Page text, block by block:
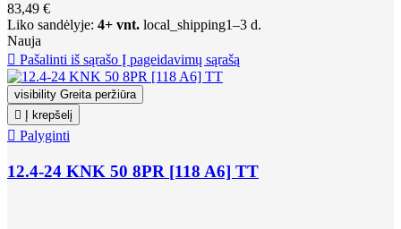
83,49 €
Liko sandėlyje: 4+ vnt. local_shipping1–3 d.
Nauja
 Pašalinti iš sąrašo Į pageidavimų sąrašą
visibility Greita peržiūra

Į krepšelį
 Palyginti
12.4-24 KNK 50 8PR [118 A6] TT